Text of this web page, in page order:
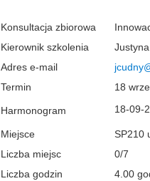
Konsultacja zbiorowa
Kierownik szkolenia
Adres e-mail
Termin
18
Harmonogram 18-09-
Miejsce
SP210
Liczba miejsc
0/7
Liczba godzin
4.00